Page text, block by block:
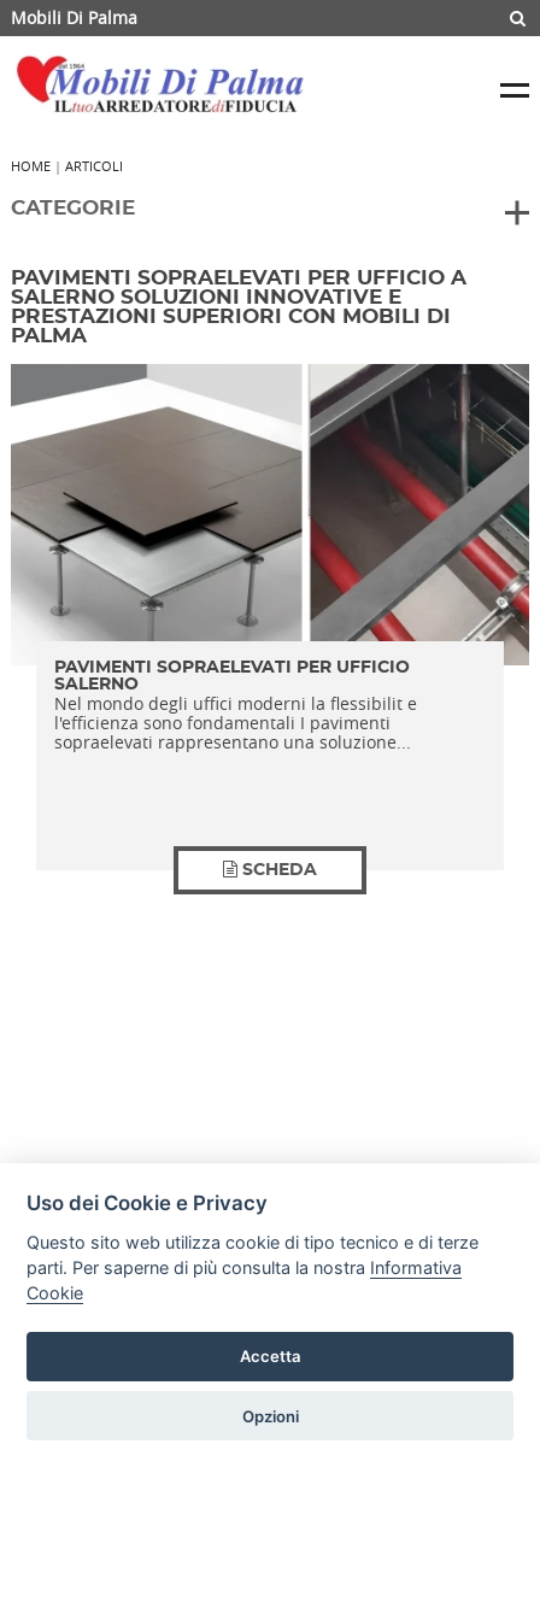
Mobili Di Palma
HOME| ARTICOLI
CATEGORIE
PAVIMENTI SOPRAELEVATI PER UFFICIO A
SALERNO SOLUZIONI INNOVATIVE E
PRESTAZIONI SUPERIORI CON MOBILI DI
PALMA
PAVIMENTI SOPRAELEVATI PER UFFICIO
SALERNO
Nel mondo degli uffici moderni la flessibilit e
l'efficienza sono fondamentali I pavimenti
sopraelevati rappresentano una soluzione...
SCHEDA
Mobili Di Palma
Via di Ogliara 89, 84135, Salerno
Tel. +39 089281193 / +39 3358372617 Email:
Uso dei Cookie e Privacy
Questo sito web utilizza cookie di tipo tecnico e di terze
parti. Per saperne di più consulta la nostra Informativa
Cookie
Accetta
Opzioni